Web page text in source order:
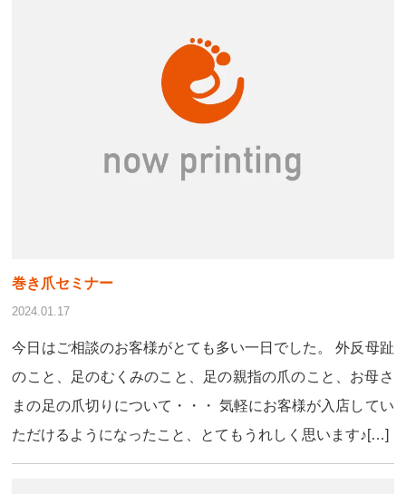
巻き爪セミナー
2024.01.17
今日はご相談のお客様がとても多い一日でした。 外反母趾
のこと、足のむくみのこと、足の親指の爪のこと、お母さ
まの足の爪切りについて・・・ 気軽にお客様が入店してい
ただけるようになったこと、とてもうれしく思います♪[…]